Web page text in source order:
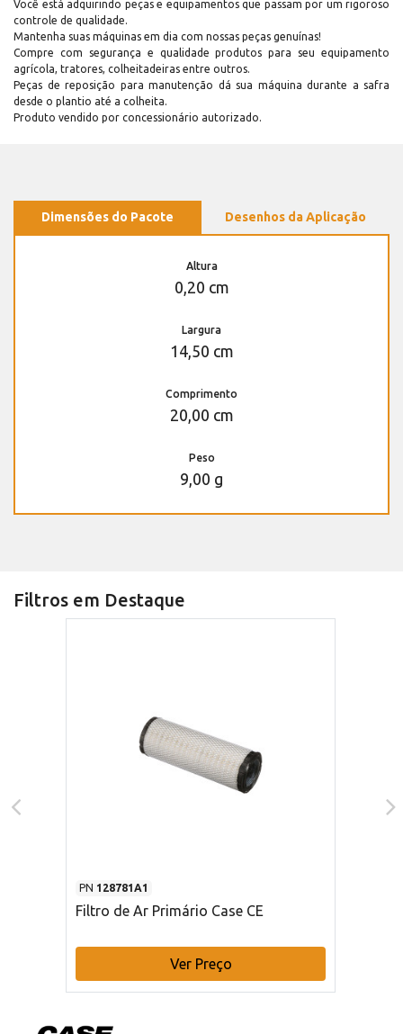
Você está adquirindo peças e equipamentos que passam por um rigoroso
controle de qualidade.
Mantenha suas máquinas em dia com nossas peças genuínas!
Compre com segurança e qualidade produtos para seu equipamento
agrícola, tratores, colheitadeiras entre outros.
Peças de reposição para manutenção dá sua máquina durante a safra
desde o plantio até a colheita.
Produto vendido por concessionário autorizado.
Dimensões do Pacote Desenhos da Aplicação
Altura
0,20 cm
Largura
14,50 cm
Comprimento
20,00 cm
Peso
9,00 g
Filtros em Destaque
PN 128781A1
Filtro de Ar Primário Case CE
Ver Preço